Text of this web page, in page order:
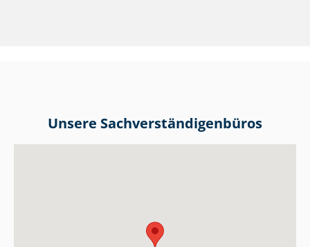
Unsere Sach­ver­stän­di­gen­bü­ros